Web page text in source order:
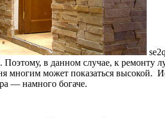
в данном случае, к ремонту
многим может показаться высокой.
— намного богаче.